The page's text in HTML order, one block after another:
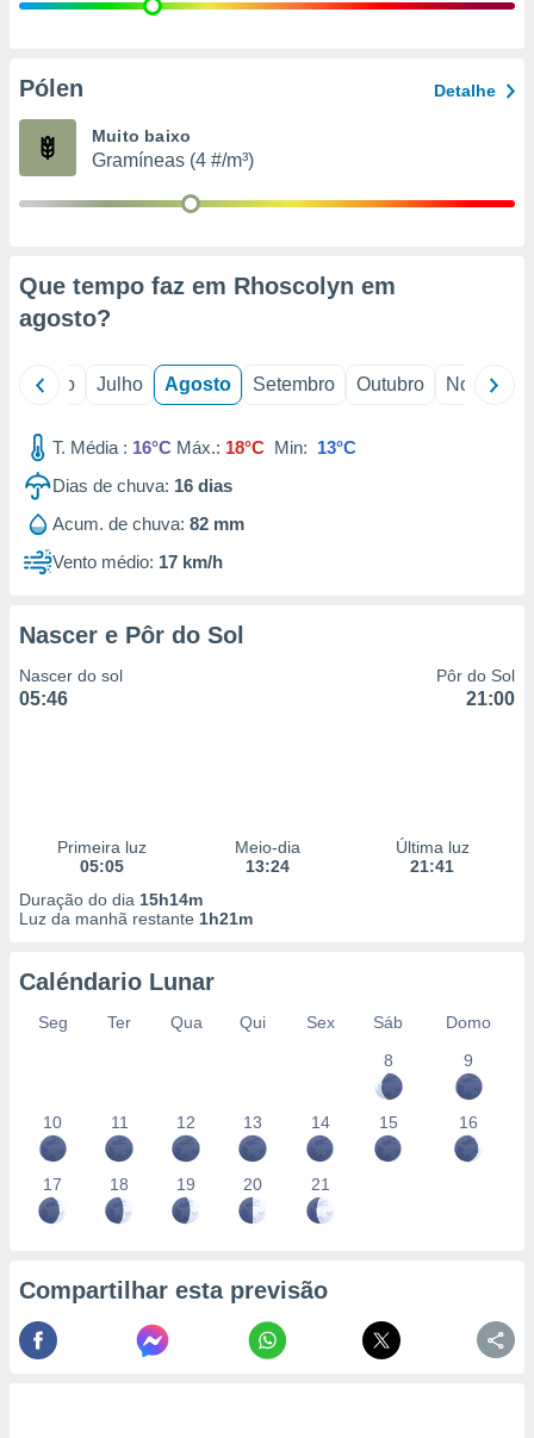
e
de
Pólen Detalhe
Muito baixo
Gramíneas (4 #/m³)
Que tempo faz em Rhoscolyn em
agosto?
Junho Julho Agosto Setembro Outubro Novembro
T. Média : 16°C Máx.: 18°C Min: 13°C
Dias de chuva: 16 dias
Acum. de chuva: 82 mm
Vento médio: 17 km/h
Nascer e Pôr do Sol
Nascer do sol
05:46
Pôr do Sol
21:00
Primeira luz
05:05
Meio-dia
13:24
Última luz
21:41
Duração do dia 15h14m
Luz da manhã restante 1h21m
Caléndario Lunar
Seg Ter Qua Qui Sex Sáb
Domo
8
9
10 11 12 13 14 15 16
17 18 19 20 21
Compartilhar esta previsão